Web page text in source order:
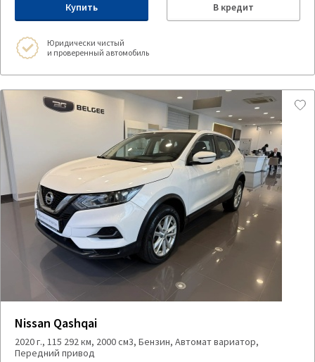
Купить В кредит
Юридически чистый
и проверенный автомобиль
Nissan Qashqai
2020 г., 115 292 км, 2000 см3, Бензин, Автомат вариатор,
Передний привод